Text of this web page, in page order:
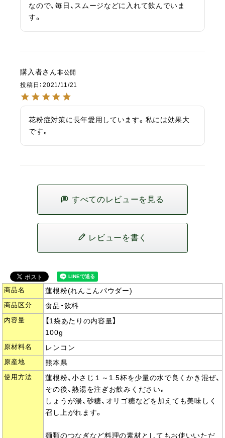
なので、毎日、スムージなどに入れて飲んでいま
購入者
非公開
投稿日
2021/11/21
花粉症対策に長年愛用しています。私には効果大
です。
すべてのレビューを見る
レビューを書く
商品名 蓮根粉(れんこんパウダー)
商品区分 食品・飲料
内容量
【1袋あたりの内容量】
100g
原材料名 レンコン
原産地 熊本県
使用方法
蓮根粉、小さじ１～1.5杯を少量の水で良くかき混ぜ、
その後、熱湯を注ぎお飲みください。
しょうが湯、砂糖、オリゴ糖などを加えても美味しく
召し上がれます。
麺類のつなぎなど料理の素材としてもお使いいただ